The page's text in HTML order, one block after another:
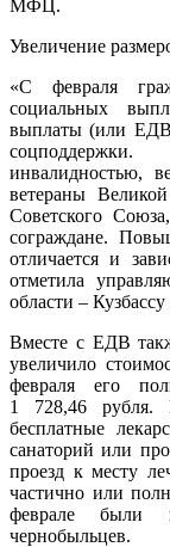
МФЦ.
Увеличение
«С февраля
социальных
выплаты (или
инвалидностью,
ветераны
Советского
сограждане.
отличается и
отметила
области –
Вместе с ЕДВ
увеличило
февраля его
1 728,46
бесплатные
санаторий или
проезд к месту
частично или
феврале были
чернобыльцев.